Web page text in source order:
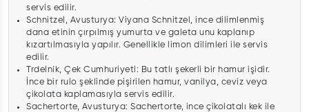
servis edilir.
Schnitzel, Avusturya: Viyana Schnitzel, ince dilimlenmiş
dana etinin çırpılmış yumurta ve galeta unu kaplanıp
kızartılmasıyla yapılır. Genellikle limon dilimleri ile servis
edilir.
Trdelník, Çek Cumhuriyeti: Bu tatlı şekerli bir hamur işidir.
İnce bir rulo şeklinde pişirilen hamur, vanilya, ceviz veya
çikolata kaplamasıyla servis edilir.
Sachertorte, Avusturya: Sachertorte, ince çikolatalı kek ile